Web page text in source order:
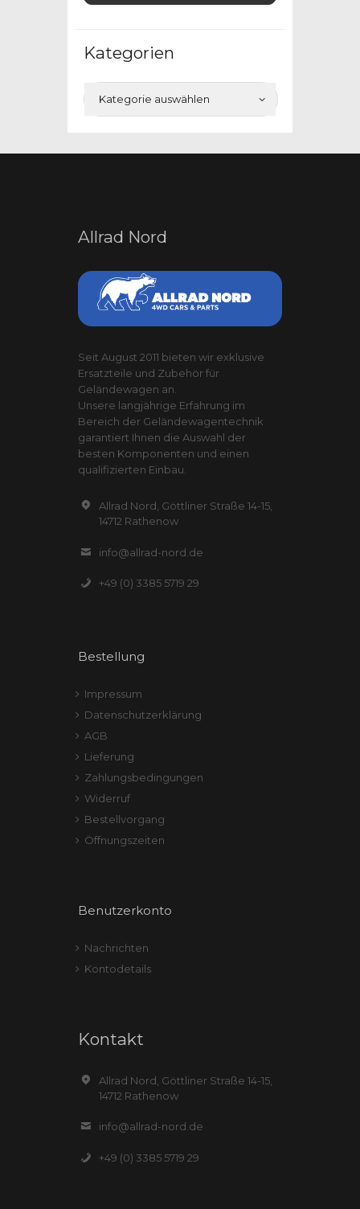
Kategorien
Allrad Nord
Seit August 2011 bieten wir exklusive
Ersatzteile und Zubehör für
Geländewagen an.
Unsere langjährige Erfahrung im
Bereich der Geländewagentechnik
garantiert Ihnen die Auswahl der
besten Komponenten und einen
qualifizierten Einbau.
Allrad Nord, Göttliner Straße 14-15,
14712 Rathenow
info@allrad-nord.de
+49 (0) 3385 5719 29
Bestellung
Impressum
Datenschutzerklärung
AGB
Lieferung
Zahlungsbedingungen
Widerruf
Bestellvorgang
Öffnungszeiten
Benutzerkonto
Nachrichten
Kontodetails
Kontakt
Allrad Nord, Göttliner Straße 14-15,
14712 Rathenow
info@allrad-nord.de
+49 (0) 3385 5719 29